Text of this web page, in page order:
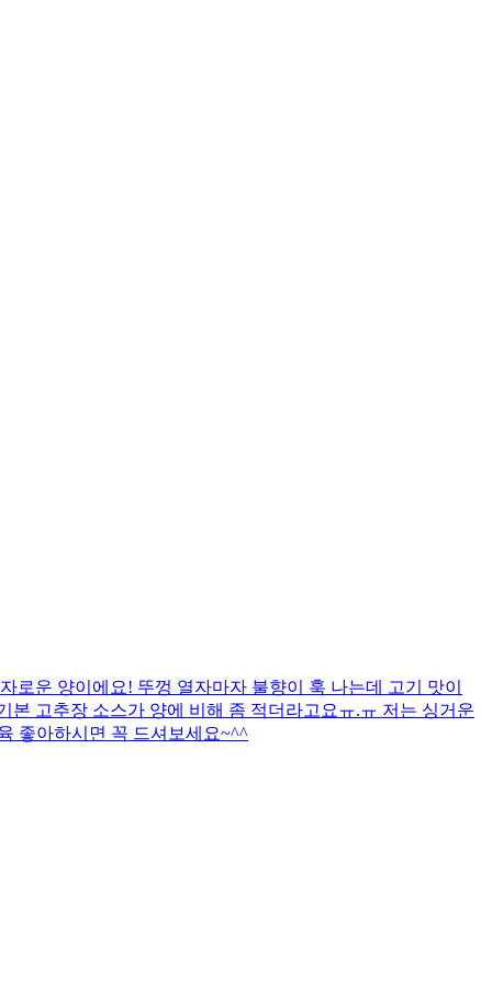
운 양이에요! 뚜껑 열자마자 불향이 훅 나는데 고기 맛이
고추장 소스가 양에 비해 좀 적더라고요ㅠ.ㅠ 저는 싱거운
좋아하시면 꼭 드셔보세요~^^